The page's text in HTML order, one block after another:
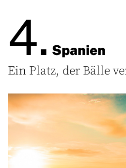
4. Spanien
Ein Platz, der Bälle